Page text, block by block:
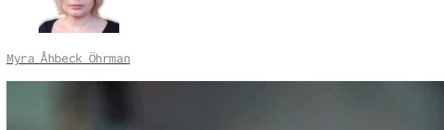
Myra Åhbeck Öhrman